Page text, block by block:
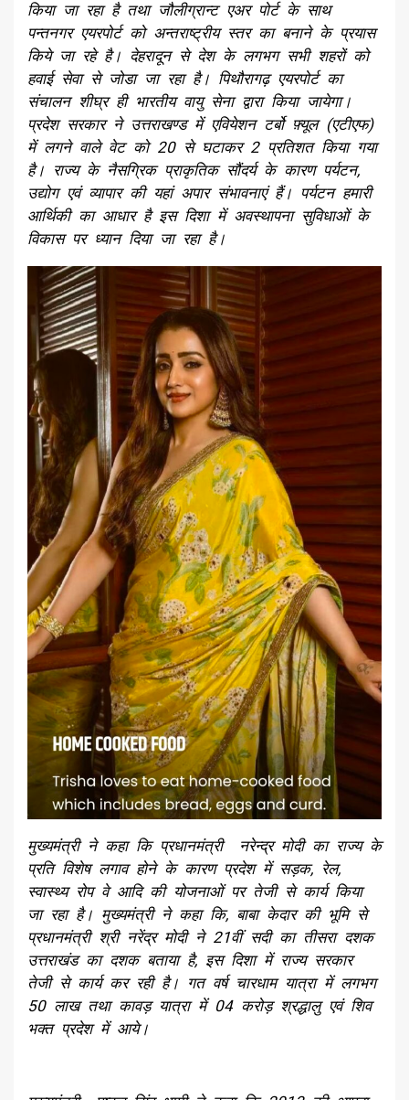
किया जा रहा है तथा जौलीग्रान्ट एअर पोर्ट के साथ
पन्तनगर एयरपोर्ट को अन्तराष्ट्रीय स्तर का बनाने के प्रयास
किये जा रहे है। देहरादून से देश के लगभग सभी शहरों को
हवाई सेवा से जोडा जा रहा है। पिथौरागढ़ एयरपोर्ट का
संचालन शीघ्र ही भारतीय वायु सेना द्वारा किया जायेगा।
प्रदेश सरकार ने उत्तराखण्ड में एवियेशन टर्बो फ़्यूल (एटीएफ)
में लगने वाले वेट को 20 से घटाकर 2 प्रतिशत किया गया
है। राज्य के नैसग्रिक प्राकृतिक सौंदर्य के कारण पर्यटन,
उद्योग एवं व्यापार की यहां अपार संभावनाएं हैं। पर्यटन हमारी
आर्थिकी का आधार है इस दिशा में अवस्थापना सुविधाओं के
विकास पर ध्यान दिया जा रहा है।
मुख्यमंत्री ने कहा कि प्रधानमंत्री नरेन्द्र मोदी का राज्य के
प्रति विशेष लगाव होने के कारण प्रदेश में सड़क, रेल,
स्वास्थ्य रोप वे आदि की योजनाओं पर तेजी से कार्य किया
जा रहा है। मुख्यमंत्री ने कहा कि, बाबा केदार की भूमि से
प्रधानमंत्री श्री नरेंद्र मोदी ने 21वीं सदी का तीसरा दशक
उत्तराखंड का दशक बताया है, इस दिशा में राज्य सरकार
तेजी से कार्य कर रही है। गत वर्ष चारधाम यात्रा में लगभग
50 लाख तथा कावड़ यात्रा में 04 करोड़ श्रद्धालु एवं शिव
भक्त प्रदेश में आये।